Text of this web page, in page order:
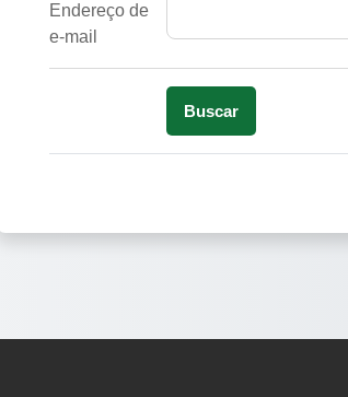
Endereço de
e-mail